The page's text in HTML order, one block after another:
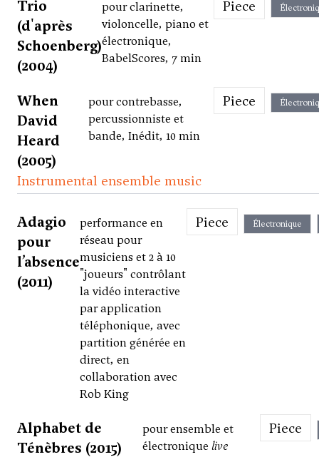
Trio
(d'après
Schoenberg)
(2004)
pour clarinette,
violoncelle, piano et
électronique,
BabelScores, 7 min
Piece
When
David
Heard
(2005)
pour contrebasse,
percussionniste et
bande, Inédit, 10 min
Piece
Instrumental ensemble music
Adagio
pour
l’absence
(2011)
performance en
réseau pour
musiciens et 2 à 10
"joueurs" contrôlant
la vidéo interactive
par application
téléphonique, avec
partition générée en
direct, en
collaboration avec
Rob King
Piece Électronique
Alphabet de
Ténèbres (2015)
pour ensemble et
électroniquelive
Piece